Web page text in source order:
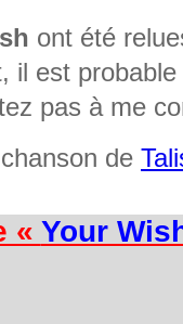
ont été
il est
pas à me
de
« Your